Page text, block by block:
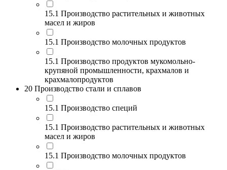
15.1 Производство растительных и животных
масел и жиров
15.1 Производство молочных продуктов
15.1 Производство продуктов мукомольно-
крупяной промышленности, крахмалов и
крахмалопродуктов
20 Производство стали и сплавов
15.1 Производство специй
15.1 Производство растительных и животных
масел и жиров
15.1 Производство молочных продуктов